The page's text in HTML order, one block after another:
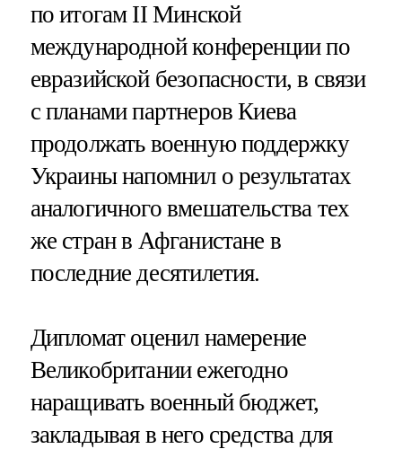
по итогам II Минской
международной конференции по
евразийской безопасности, в связи
с планами партнеров Киева
продолжать военную поддержку
Украины напомнил о результатах
аналогичного вмешательства тех
же стран в Афганистане в
последние десятилетия.
Дипломат оценил намерение
Великобритании ежегодно
наращивать военный бюджет,
закладывая в него средства для